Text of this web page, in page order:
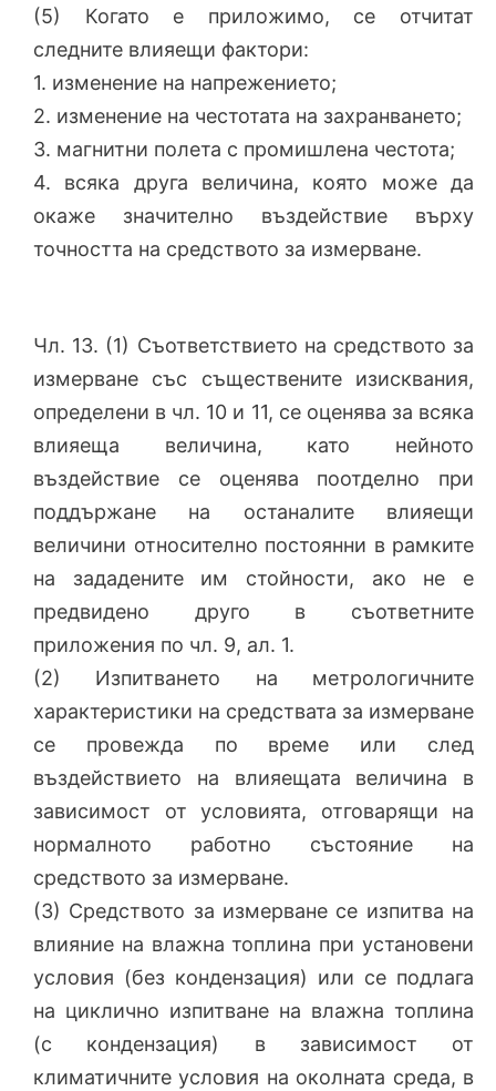
(5) Когато е приложимо, се отчитат
следните влияещи фактори:
1. изменение на напрежението;
2. изменение на честотата на захранването;
3. магнитни полета с промишлена честота;
4. всяка друга величина, която може да
окаже значително въздействие върху
точността на средството за измерване.
Чл. 13. (1) Съответствието на средството за
измерване със съществените изисквания,
определени в чл. 10 и 11, се оценява за всяка
влияеща величина, като нейното
въздействие се оценява поотделно при
поддържане на останалите влияещи
величини относително постоянни в рамките
на зададените им стойности, ако не е
предвидено друго в съответните
приложения по чл. 9, ал. 1.
(2) Изпитването на метрологичните
характеристики на средствата за измерване
се провежда по време или след
въздействието на влияещата величина в
зависимост от условията, отговарящи на
нормалното работно състояние на
средството за измерване.
(3) Средството за измерване се изпитва на
влияние на влажна топлина при установени
условия (без кондензация) или се подлага
на циклично изпитване на влажна топлина
(с кондензация) в зависимост от
климатичните условия на околната среда, в